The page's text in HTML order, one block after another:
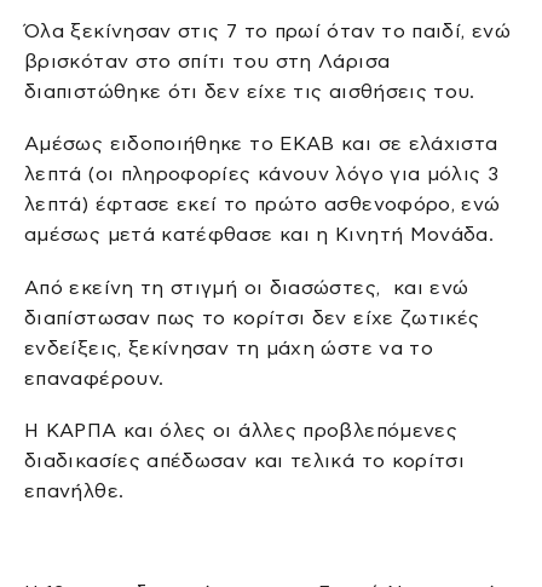
Όλα ξεκίνησαν στις 7 το πρωί όταν το παιδί, ενώ
βρισκόταν στο σπίτι του στη Λάρισα
διαπιστώθηκε ότι δεν είχε τις αισθήσεις του.
Αμέσως ειδοποιήθηκε το ΕΚΑΒ και σε ελάχιστα
λεπτά (οι πληροφορίες κάνουν λόγο για μόλις 3
λεπτά) έφτασε εκεί το πρώτο ασθενοφόρο, ενώ
αμέσως μετά κατέφθασε και η Κινητή Μονάδα.
Από εκείνη τη στιγμή οι διασώστες, και ενώ
διαπίστωσαν πως το κορίτσι δεν είχε ζωτικές
ενδείξεις, ξεκίνησαν τη μάχη ώστε να το
επαναφέρουν.
Η ΚΑΡΠΑ και όλες οι άλλες προβλεπόμενες
διαδικασίες απέδωσαν και τελικά το κορίτσι
επανήλθε.